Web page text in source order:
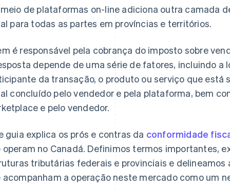
de plataformas on-line adiciona outra camada
para todas as partes em províncias e territórios.
é responsável pela cobrança do imposto sobre
depende de uma série de fatores, incluindo a
da transação, o produto ou serviço que está
concluído pelo vendedor e pela plataforma, bem
e pelo vendedor.
guia explica os prós e contras da conformidade
operam no Canadá. Definimos termos importantes,
tributárias federais e provinciais e delineamos
acompanham a operação neste mercado como um